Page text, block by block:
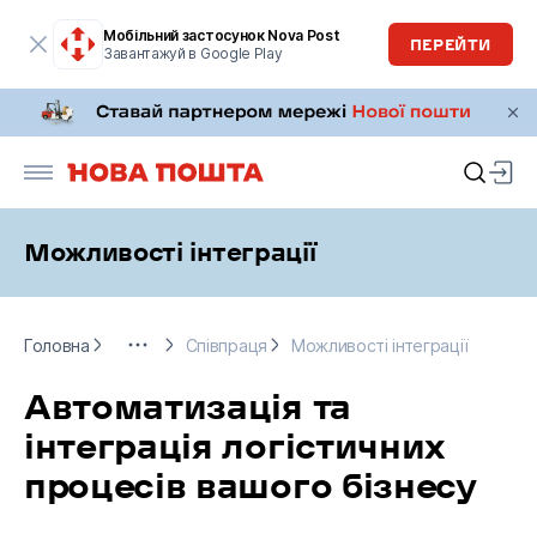
Мобільний застосунок Nova Post
Завантажуй в Google Play
ПЕРЕЙТИ
Можливості інтеграції
Головна
Співпраця Можливості інтеграції
Автоматизація та
інтеграція логістичних
процесів вашого бізнесу